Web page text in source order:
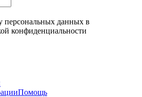
персональных данных в
конфиденциальности
Помощь